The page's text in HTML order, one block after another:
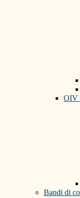
OIV
Bandi di